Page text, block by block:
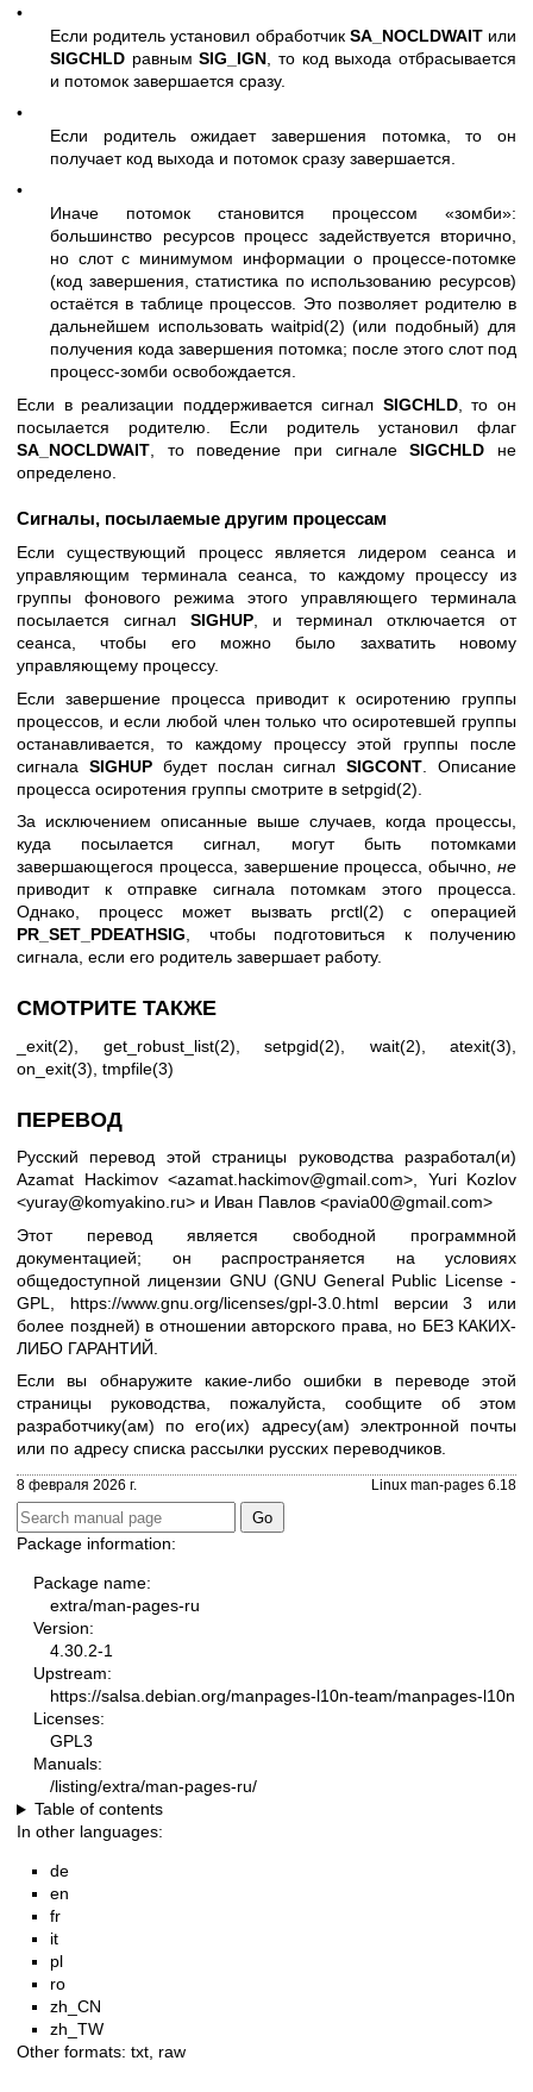
•
Если родитель установил обработчик SA_NOCLDWAITили
SIGCHLD равнымSIG_IGN , то код выхода отбрасывается
и потомок завершается сразу.
•
Если родитель ожидает завершения потомка, то он
получает код выхода и потомок сразу завершается.
•
Иначе потомок становится процессом «зомби»:
большинство ресурсов процесс задействуется вторично,
но слот с минимумом информации о процессе-потомке
(код завершения, статистика по использованию ресурсов)
остаётся в таблице процессов. Это позволяет родителю в
дальнейшем использовать waitpid(2) (или подобный) для
получения кода завершения потомка; после этого слот под
процесс-зомби освобождается.
Если в реализации поддерживается сигнал SIGCHLD, то он
посылается родителю. Если родитель установил флаг
SA_NOCLDWAIT , то поведение при сигналеSIGCHLD не
определено.
Сигналы, посылаемые другим процессам
Если существующий процесс является лидером сеанса и
управляющим терминала сеанса, то каждому процессу из
группы фонового режима этого управляющего терминала
посылается сигнал SIGHUP, и терминал отключается от
сеанса, чтобы его можно было захватить новому
управляющему процессу.
Если завершение процесса приводит к осиротению группы
процессов, и если любой член только что осиротевшей группы
останавливается, то каждому процессу этой группы после
сигнала SIGHUPбудет послан сигналSIGCONT . Описание
процесса осиротения группы смотрите в setpgid(2)
За исключением описанные выше случаев, когда процессы,
куда посылается сигнал, могут быть потомками
завершающегося процесса, завершение процесса, обычно, не
приводит к отправке сигнала потомкам этого процесса.
Однако, процесс может вызвать prctl(2) с операцией
PR_SET_PDEATHSIG , чтобы подготовиться к получению
сигнала, если его родитель завершает работу.
СМОТРИТЕ ТАКЖЕ
_exit(2) get_robust_list(2) setpgid(2) wait(2) atexit(3)
on_exit(3) tmpfile(3)
ПЕРЕВОД
Русский перевод этой страницы руководства разработал(и)
Azamat Hackimov <azamat.hackimov@gmail.com>, Yuri Kozlov
<yuray@komyakino.ru> и Иван Павлов <pavia00@gmail.com>
Этот перевод является свободной программной
документацией; он распространяется на условиях
общедоступной лицензии GNU (GNU General Public License -
GPL, https://www.gnu.org/licenses/gpl-3.0.htmlверсии 3 или
более поздней) в отношении авторского права, но БЕЗ КАКИХ-
ЛИБО ГАРАНТИЙ.
Если вы обнаружите какие-либо ошибки в переводе этой
страницы руководства, пожалуйста, сообщите об этом
разработчику(ам) по его(их) адресу(ам) электронной почты
или по адресу списка рассылки русских переводчиков
8 февраля 2026 г. Linux man-pages 6.18
Package information:
Package name:
extra/man-pages-ru
Version:
4.30.2-1
Upstream:
https://salsa.debian.org/manpages-l10n-team/manpages-l10n
Licenses:
GPL3
Manuals:
/listing/extra/man-pages-ru/
Table of contents
In other languages:
de
en
fr
it
pl
ro
zh_CN
zh_TW
Other formats: txt, raw